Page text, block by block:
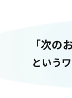
「次の
という